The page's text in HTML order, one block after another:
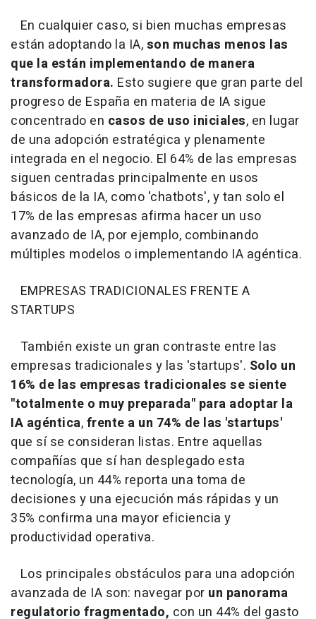
En cualquier caso, si bien muchas empresas
están adoptando la IA,son muchas menos las
que la están implementando de manera
transformadora. Esto sugiere que gran parte del
progreso de España en materia de IA sigue
concentrado en casos de uso iniciales, en lugar
de una adopción estratégica y plenamente
integrada en el negocio. El 64% de las empresas
siguen centradas principalmente en usos
básicos de la IA, como 'chatbots', y tan solo el
17% de las empresas afirma hacer un uso
avanzado de IA, por ejemplo, combinando
múltiples modelos o implementando IA agéntica.
EMPRESAS TRADICIONALES FRENTE A
STARTUPS
También existe un gran contraste entre las
empresas tradicionales y las 'startups'. Solo un
16% de las empresas tradicionales se siente
"totalmente o muy preparada" para adoptar la
IA agéntica,frente a un 74% de las 'startups'
que sí se consideran listas. Entre aquellas
compañías que sí han desplegado esta
tecnología, un 44% reporta una toma de
decisiones y una ejecución más rápidas y un
35% confirma una mayor eficiencia y
productividad operativa.
Los principales obstáculos para una adopción
avanzada de IA son: navegar por un panorama
regulatorio fragmentado, con un 44% del gasto